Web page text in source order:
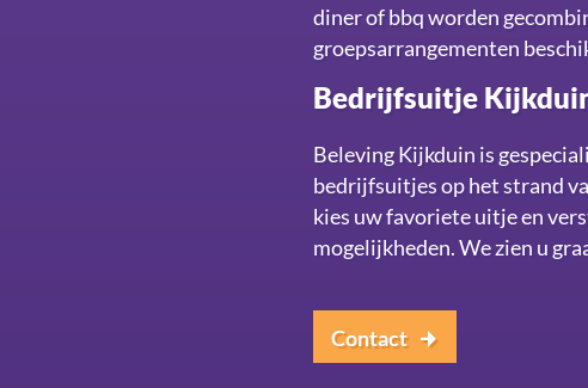
diner of bbq worden
groepsarrangementen
Bedrijfsuitje
Beleving Kijkduin is
bedrijfsuitjes op het strand
kies uw favoriete uitje en
mogelijkheden. We zien u
Contact